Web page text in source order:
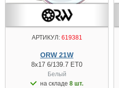
АРТИКУЛ:619381
ORW 21W
8x17 6/139.7 ET0
Белый
на складе 8 шт.